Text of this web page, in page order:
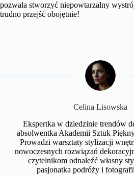
pozwala stworzyć niepowtarzalny
trudno przejść obojętnie!
Celina Lisowska
Ekspertka w dziedzinie trendów
absolwentka Akademii Sztuk
Prowadzi warsztaty stylizacji
nowoczesnych rozwiązań
czytelnikom odnaleźć własny
pasjonatka podróży i